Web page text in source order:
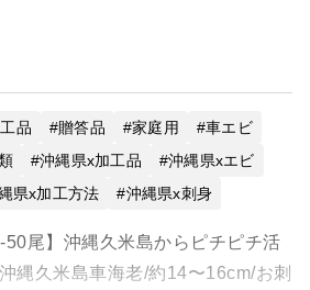
品 贈答品 家庭用
車エビ
沖縄県x加工品
沖縄県xエビ
県x加工方法 沖縄県x刺身
尾】沖縄久米島からピチピチ活
縄久米島車海老/約14〜16cm/お刺